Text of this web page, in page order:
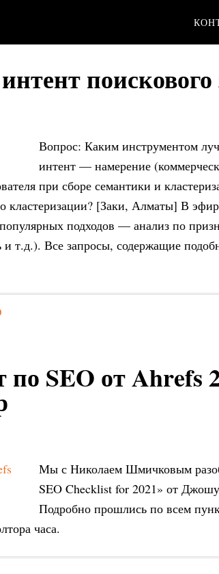
поискового
Вопрос: Каким инструментом
интент — намерение
при сборе семантики и
кластеризации? [Заки, Алматы] В
подходов — анализ по
и т.д.). Все запросы, содержащие
SEO от Ahrefs
Мы с Николаем Шмичковым
SEO Checklist for 2021» от
Подробно прошлись по всем
часа.